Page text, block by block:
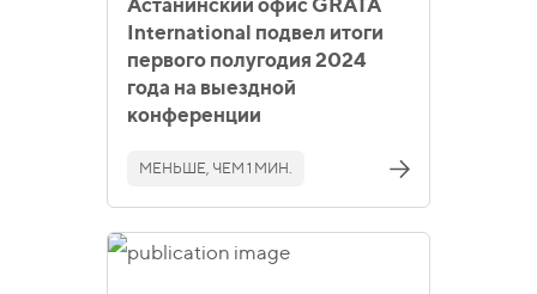
Астанинский офис GRATA
International подвел итоги
первого полугодия 2024
года на выездной
конференции
МЕНЬШЕ, ЧЕМ 1 МИН.